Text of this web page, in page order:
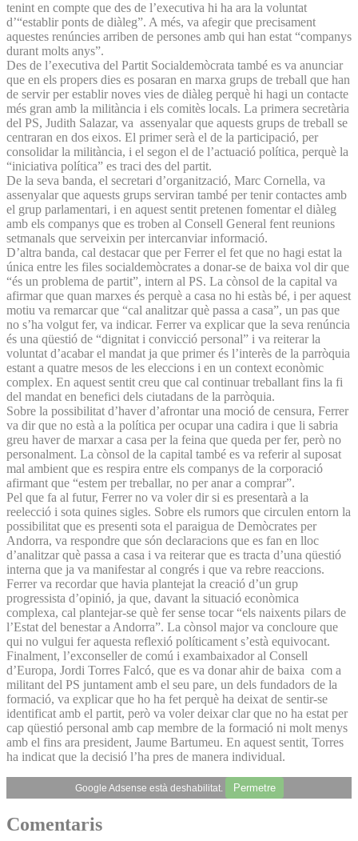
tenint en compte que des de l’executiva hi ha ara la voluntat
d’“establir ponts de diàleg”. A més, va afegir que precisament
aquestes renúncies arriben de persones amb qui han estat “companys
durant molts anys”.
Des de l’executiva del Partit Socialdemòcrata també es va anunciar
que en els propers dies es posaran en marxa grups de treball que han
de servir per establir noves vies de diàleg perquè hi hagi un contacte
més gran amb la militància i els comitès locals. La primera secretària
del PS, Judith Salazar, va assenyalar que aquests grups de treball se
centraran en dos eixos. El primer serà el de la participació, per
consolidar la militància, i el segon el de l’actuació política, perquè la
“iniciativa política” es traci des del partit.
De la seva banda, el secretari d’organització, Marc Cornella, va
assenyalar que aquests grups serviran també per tenir contactes amb
el grup parlamentari, i en aquest sentit pretenen fomentar el diàleg
amb els companys que es troben al Consell General fent reunions
setmanals que serveixin per intercanviar informació.
D’altra banda, cal destacar que per Ferrer el fet que no hagi estat la
única entre les files socialdemòcrates a donar-se de baixa vol dir que
“és un problema de partit”, intern al PS. La cònsol de la capital va
afirmar que quan marxes és perquè a casa no hi estàs bé, i per aquest
motiu va remarcar que “cal analitzar què passa a casa”, un pas que
no s’ha volgut fer, va indicar. Ferrer va explicar que la seva renúncia
és una qüestió de “dignitat i convicció personal” i va reiterar la
voluntat d’acabar el mandat ja que primer és l’interès de la parròquia
estant a quatre mesos de les eleccions i en un context econòmic
complex. En aquest sentit creu que cal continuar treballant fins la fi
del mandat en benefici dels ciutadans de la parròquia.
Sobre la possibilitat d’haver d’afrontar una moció de censura, Ferrer
va dir que no està a la política per ocupar una cadira i que li sabria
greu haver de marxar a casa per la feina que queda per fer, però no
personalment. La cònsol de la capital també es va referir al suposat
mal ambient que es respira entre els companys de la corporació
afirmant que “estem per treballar, no per anar a comprar”.
Pel que fa al futur, Ferrer no va voler dir si es presentarà a la
reelecció i sota quines sigles. Sobre els rumors que circulen entorn la
possibilitat que es presenti sota el paraigua de Demòcrates per
Andorra, va respondre que són declaracions que es fan en lloc
d’analitzar què passa a casa i va reiterar que es tracta d’una qüestió
interna que ja va manifestar al congrés i que va rebre reaccions.
Ferrer va recordar que havia plantejat la creació d’un grup
progressista d’opinió, ja que, davant la situació econòmica
complexa, cal plantejar-se què fer sense tocar “els naixents pilars de
l’Estat del benestar a Andorra”. La cònsol major va concloure que
qui no vulgui fer aquesta reflexió políticament s’està equivocant.
Finalment, l’exconseller de comú i exambaixador al Consell
d’Europa, Jordi Torres Falcó, que es va donar ahir de baixa com a
militant del PS juntament amb el seu pare, un dels fundadors de la
formació, va explicar que ho ha fet perquè ha deixat de sentir-se
identificat amb el partit, però va voler deixar clar que no ha estat per
cap qüestió personal amb cap membre de la formació ni molt menys
amb el fins ara president, Jaume Bartumeu. En aquest sentit, Torres
ha indicat que la decisió l’ha pres de manera individual.
Google Adsense està deshabilitat. Permetre
Comentaris